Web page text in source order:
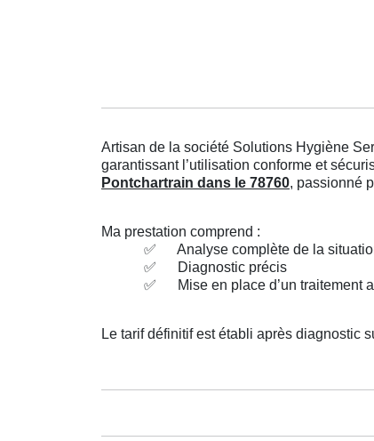
Artisan de la société Solutions Hygiène
garantissant l’utilisation conforme et
Pontchartrain dans le 78760, passionné
Ma prestation comprend :
✅
Analyse complète de la
✅
Diagnostic précis
✅
Mise en place d’un traitement
Le tarif définitif est établi après diagnostic